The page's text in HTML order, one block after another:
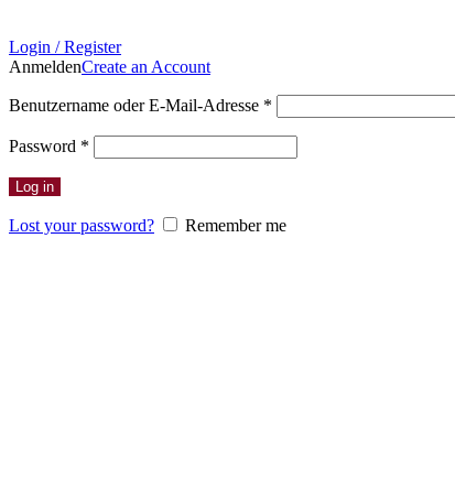
Login / Register
AnmeldenCreate an Account
Benutzername oder E-Mail-Adresse *
Password *
Log in
Lost your password? Remember me